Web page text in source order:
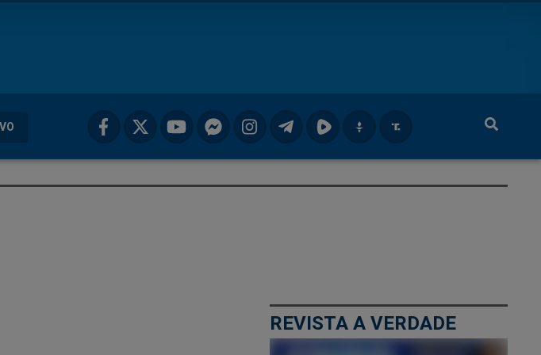
REVISTA A VERDADE